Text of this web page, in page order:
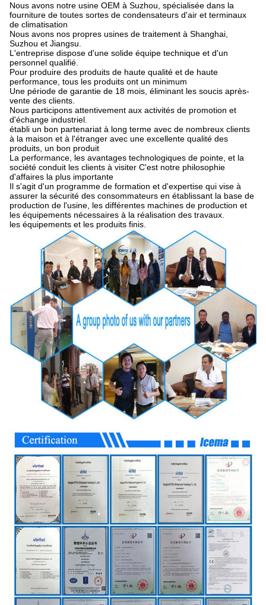
Nous avons notre usine OEM à Suzhou, spécialisée dans la
fourniture de toutes sortes de condensateurs d'air et terminaux
de climatisation
Nous avons nos propres usines de traitement à Shanghai,
Suzhou et Jiangsu.
L'entreprise dispose d'une solide équipe technique et d'un
personnel qualifié.
Pour produire des produits de haute qualité et de haute
performance, tous les produits ont un minimum
Une période de garantie de 18 mois, éliminant les soucis après-
vente des clients.
Nous participons attentivement aux activités de promotion et
d'échange industriel.
établi un bon partenariat à long terme avec de nombreux clients
à la maison et à l'étranger avec une excellente qualité des
produits, un bon produit
La performance, les avantages technologiques de pointe, et la
société conduit les clients à visiter C'est notre philosophie
d'affaires la plus importante
Il s'agit d'un programme de formation et d'expertise qui vise à
assurer la sécurité des consommateurs en établissant la base de
production de l'usine, les différentes machines de production et
les équipements nécessaires à la réalisation des travaux.
les équipements et les produits finis.